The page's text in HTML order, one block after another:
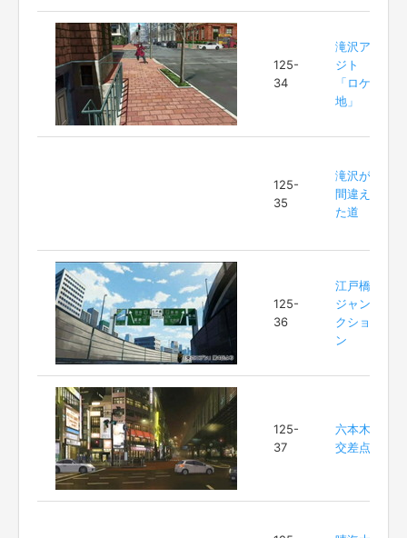
125-
34
滝沢ア
ジト
「ロケ
地」
125-
35
滝沢が
間違え
た道
125-
36
江戸橋
ジャン
クショ
ン
125-
37
六本木
交差点